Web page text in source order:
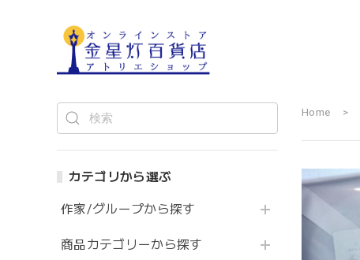
カテゴリから選ぶ
作家/グループから探す
商品カテゴリーから探す
Home